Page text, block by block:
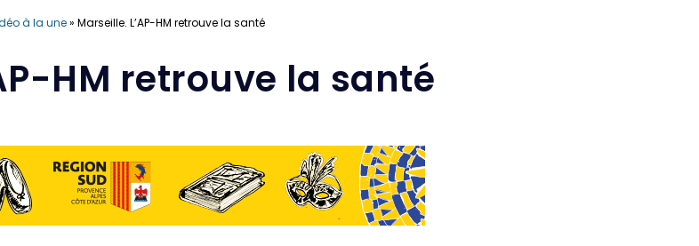
à la une» Marseille. L’AP-HM retrouve la santé
HM retrouve la santé